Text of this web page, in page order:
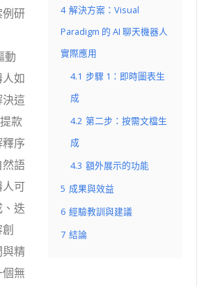
4 解決方案：Visual
Paradigm 的 AI 聊天機器人
實際應用
4.1 步驟 1：即時圖表生
成
4.2 第二步：按需文檔生
成
4.3 額外展示的功能
5 成果與效益
6 經驗教訓與建議
7 結論
研
動
如
這
款
序
語
可
迭
精
無